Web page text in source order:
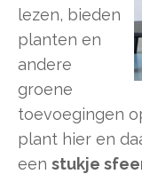
lezen, bieden
planten en
andere
groene
toevoegingen
plant hier en
een stukje